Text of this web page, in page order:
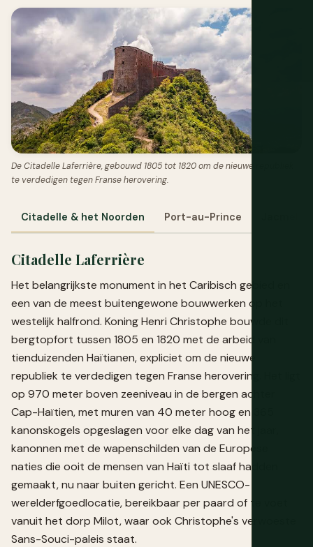
De Citadelle Laferrière, gebouwd 1805 tot 1820 om de nieuwe republiek
te verdedigen tegen Franse herovering.
Citadelle & het Noorden Port-au-Prince
Citadelle Laferrière
Het belangrijkste monument in het Caribisch gebied en
een van de meest buitengewone bouwwerken op het
westelijk halfrond. Koning Henri Christophe bouwde dit
bergtopfort tussen 1805 en 1820 met de arbeid van
tienduizenden Haïtianen, expliciet om de nieuwe
republiek te verdedigen tegen Franse herovering. Het ligt
op 970 meter boven zeeniveau in de bergen achter
Cap-Haïtien, met muren van 40 meter hoog en 365
kanonskogels opgeslagen voor elke dag van het jaar,
kanonnen met de wapenschilden van de Europese
naties die ooit de mensen van Haïti tot slaaf hadden
gemaakt, nu naar buiten gericht. Een UNESCO-
werelderfgoedlocatie, bereikbaar per paard of te voet
vanuit het dorp Milot, waar ook Christophe's verwoeste
Sans-Souci-paleis staat.